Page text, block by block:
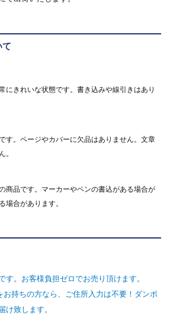
て
にきれいな状態です。書き込みや線引きはあり
す。ページやカバーに欠品はありません。文章
。
商品です。マーカーやペンの書込がある場合が
場合があります。
す。お客様負担ゼロでお売り頂けます。
お持ちの方なら、ご住所入力は不要！ダンボ
け致します。